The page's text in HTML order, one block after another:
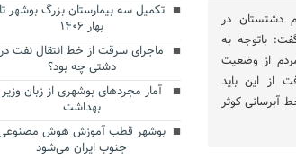
دشتستان در
باتوجه به
از وضعیت
از این باید
کوثر
تکمیل سه بیمارستان بزرگ بوشهر
بهار ۱۴۰۶
ماجرای سرقت از خط انتقال نفت در
دشتی چه بود؟
آمار مجردهای بوشهری از زبان وزیر
بهداشت
بوشهر قطب آموزش هوش
جنوب ایران می‌شود